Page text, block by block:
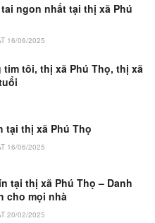
ngon nhất tại thị xã Phú
16/06/2025
tôi, thị xã Phú Thọ, thị xã
tại thị xã Phú Thọ
16/06/2025
tại thị xã Phú Thọ – Danh
cho mọi nhà
20/02/2025